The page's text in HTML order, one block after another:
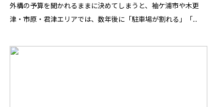
外構の予算を聞かれるままに決めてしまうと、袖ケ浦市や木更
津・市原・君津エリアでは、数年後に「駐車場が割れる」「...